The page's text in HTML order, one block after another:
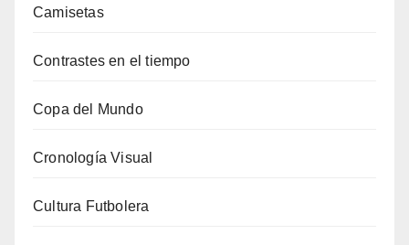
Camisetas
Contrastes en el tiempo
Copa del Mundo
Cronología Visual
Cultura Futbolera